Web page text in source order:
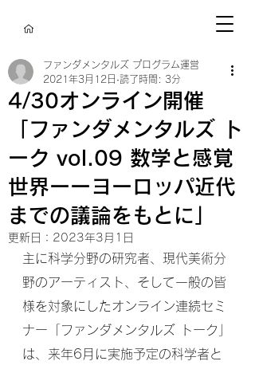
4/30オンライン開催
「ファンダメンタルズ ト
ーク vol.09 数学と感覚
世界ーーヨーロッパ近代
までの議論をもとに」
ファンダメンタルズ プログラム運営
2021年3月12日 読了時間: 3分
更新日： 2023年3月1日
主に科学分野の研究者、現代美術分
野のアーティスト、そして一般の皆
様を対象にしたオンライン連続セミ
ナー「ファンダメンタルズ トーク」
は、来年6月に実施予定の科学者と